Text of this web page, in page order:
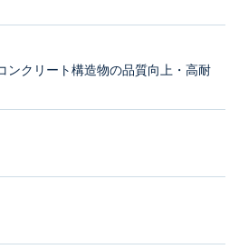
ンクリート構造物の品質向上・高耐